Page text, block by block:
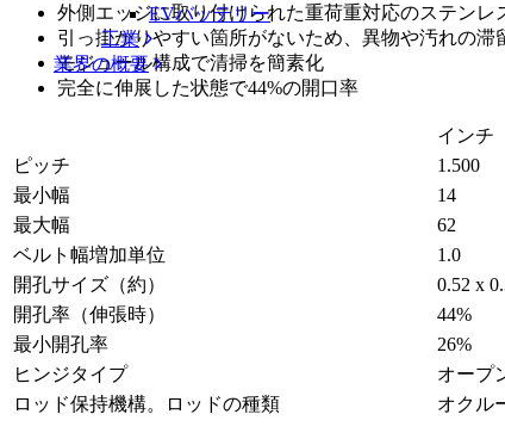
EVバッテリー
工業
業界の概要
外側エッジに取り付けられた重荷重対応のステンレ
引っ掛かりやすい箇所がないため、異物や汚れの滞
モジュール構成で清掃を簡素化
完全に伸展した状態で44%の開口率
インチ
ピッチ
1.500
最小幅
14
最大幅
62
ベルト幅増加単位
1.0
開孔サイズ（約）
0.52 x
開孔率（伸張時）
44%
最小開孔率
26%
ヒンジタイプ
オープ
ロッド保持機構。ロッドの種類
オクル